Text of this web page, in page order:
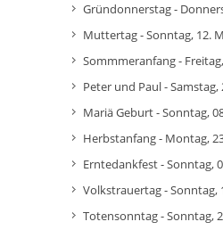
Gründonnerstag -
Muttertag - Sonntag, 12.
Sommmeranfang -
Peter und Paul - Samstag,
Mariä Geburt - Sonntag,
Herbstanfang - Montag,
Erntedankfest - Sonntag,
Volkstrauertag - Sonntag,
Totensonntag - Sonntag,